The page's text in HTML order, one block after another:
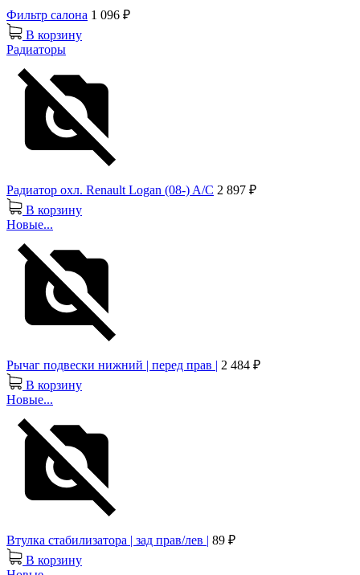
Фильтр салона 1 096 ₽
В корзину
Радиаторы
Радиатор охл. Renault Logan (08-) A/C 2 897 ₽
В корзину
Новые...
Рычаг подвески нижний | перед прав | 2 484 ₽
В корзину
Новые...
Втулка стабилизатора | зад прав/лев | 89 ₽
В корзину